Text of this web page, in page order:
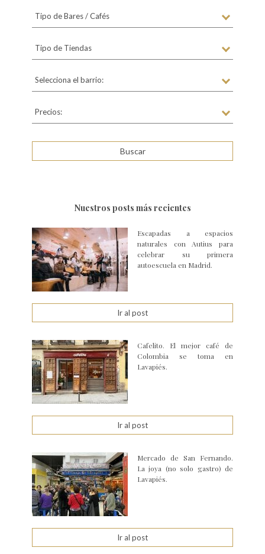
Tipo de Bares / Cafés
Tipo de Tiendas
Selecciona el barrio:
Precios:
Nuestros posts más recientes
Escapadas a espacios
naturales con Autius para
celebrar su primera
autoescuela en Madrid.
Ir al post
Cafelito. El mejor café de
Colombia se toma en
Lavapiés.
Ir al post
Mercado de San Fernando.
La joya (no solo gastro) de
Lavapiés.
Ir al post